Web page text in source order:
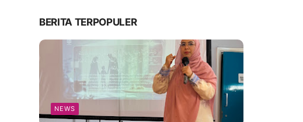
BERITA TERPOPULER
NEWS